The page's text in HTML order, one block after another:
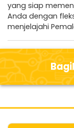
yang siap
Anda dengan
menjelajahi